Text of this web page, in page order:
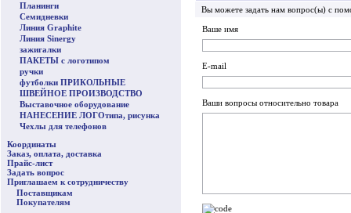
Планинги
Семидневки
Линия Graphite
Линия Sinergy
зажигалки
ПАКЕТЫ с логотипом
ручки
футболки ПРИКОЛЬНЫЕ
ШВЕЙНОЕ ПРОИЗВОДСТВО
Выставочное оборудование
НАНЕСЕНИЕ ЛОГОтипа, рисунка
Чехлы для телефонов
Координаты
Заказ, оплата, доставка
Прайс-лист
Задать вопрос
Приглашаем к сотрудничеству
Поставщикам
Покупателям
Вы можете задать нам вопрос(ы) с
Ваше имя
E-mail
Ваши вопросы относительно товара